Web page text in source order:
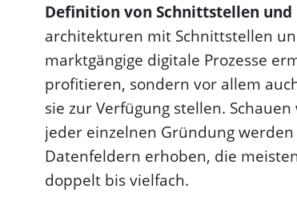
Definition von Schnittstellen
architekturen mit Schnittstellen
marktgängige digitale Prozesse
profitieren, sondern vor allem
sie zur Verfügung stellen.
jeder einzelnen Gründung
Datenfeldern erhoben, die
doppelt bis vielfach.